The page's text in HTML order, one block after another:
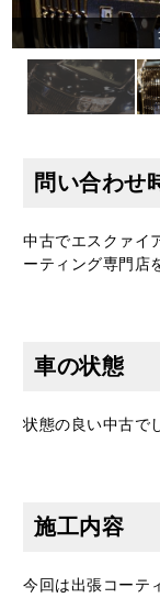
トヨタの202ブ
問い合わせ
中古でエスクァイ
ーティング専門店
車の状態
状態の良い中古で
施工内容
今回は出張コーテ